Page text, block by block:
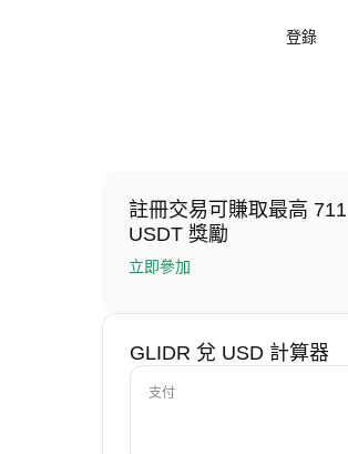
登錄
註冊交易可賺取最高 711
USDT 獎勵
立即參加
GLIDR 兌 USD 計算器
支付